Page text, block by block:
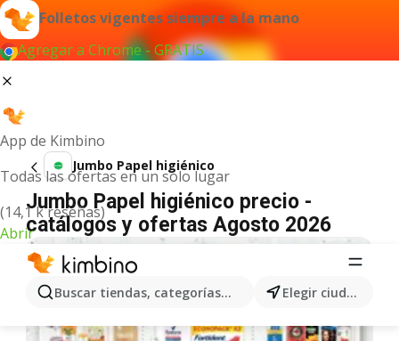
Folletos vigentes siempre a la mano
Agregar a Chrome - GRATIS
App de Kimbino
Todas las ofertas en un solo lugar
(14,1 k reseñas)
Abrir
Buscar tiendas, categorías, productos... Elegir ciudad
Jumbo Papel higiénico
Jumbo Papel higiénico precio -
catálogos y ofertas Agosto 2026